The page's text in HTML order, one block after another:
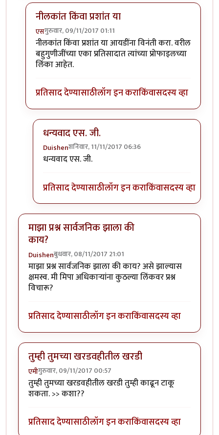
नीलकांत किंवा प्रशांत या
एसगुरुवार, 09/11/2017 01:11
In reply toपासवर्ड संबंधित...byDuishen
नीलकांत किंवा प्रशांत या आयडींना विनंती करा. वरील
बहुगुणीजींच्या एका प्रतिसादात त्यांच्या प्रोफाइलच्या
लिंका आहेत.
प्रतिसाद देण्यासाठीलॉग इन कराकिंवासदस्य व्हा
धन्यवाद एस. जी.
Duishenशनिवार, 11/11/2017 06:36
In reply toनीलकांत किंवा प्रशांत या
धन्यवाद एस. जी.
प्रतिसाद देण्यासाठीलॉग इन कराकिंवासदस्य व्हा
माझा प्रश्न सार्वजनिक झाला की
काय?
Duishenबुधवार, 08/11/2017 21:01
माझा प्रश्न सार्वजनिक झाला की काय? असे झाल्यास
क्षमस्व. मी मिपा अधिकाऱ्यांना कुठल्या लिंकवर प्रश्न
विचारू?
प्रतिसाद देण्यासाठीलॉग इन कराकिंवासदस्य व्हा
तुम्ही तुमच्या खरडवहीतील खरडी
एमीगुरुवार, 09/11/2017 00:57
तुम्ही तुमच्या खरडवहीतील खरडी तुम्ही काढून टाकू
शकता. >> कशा??
प्रतिसाद देण्यासाठीलॉग इन कराकिंवासदस्य व्हा